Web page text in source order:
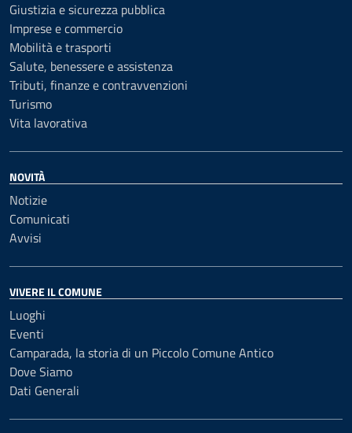
Giustizia e sicurezza pubblica
Imprese e commercio
Mobilità e trasporti
Salute, benessere e assistenza
Tributi, finanze e contravvenzioni
Turismo
Vita lavorativa
NOVITÀ
Notizie
Comunicati
Avvisi
VIVERE IL COMUNE
Luoghi
Eventi
Camparada, la storia di un Piccolo Comune Antico
Dove Siamo
Dati Generali